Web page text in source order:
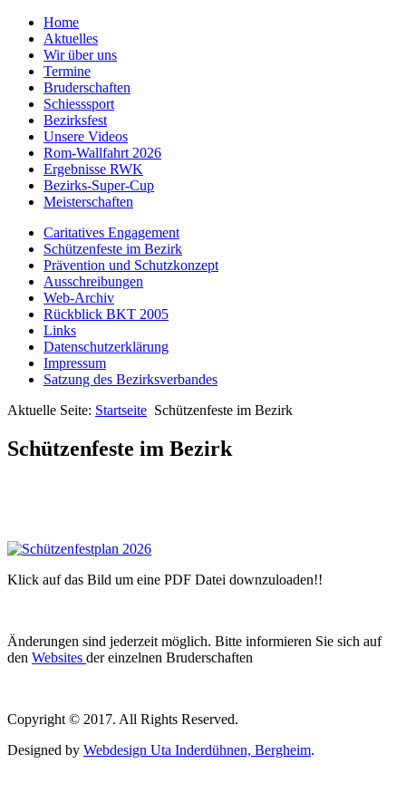
Home
Aktuelles
Wir über uns
Termine
Bruderschaften
Schiesssport
Bezirksfest
Unsere Videos
Rom-Wallfahrt 2026
Ergebnisse RWK
Bezirks-Super-Cup
Meisterschaften
Caritatives Engagement
Schützenfeste im Bezirk
Prävention und Schutzkonzept
Ausschreibungen
Web-Archiv
Rückblick BKT 2005
Links
Datenschutzerklärung
Impressum
Satzung des Bezirksverbandes
Aktuelle Seite: Startseite Schützenfeste im Bezirk
Schützenfeste im Bezirk
Klick auf das Bild um eine PDF Datei downzuloaden!!
Änderungen sind jederzeit möglich. Bitte informieren Sie sich auf
den Websites der einzelnen Bruderschaften
Copyright © 2017. All Rights Reserved.
Designed by Webdesign Uta Inderdühnen, Bergheim.